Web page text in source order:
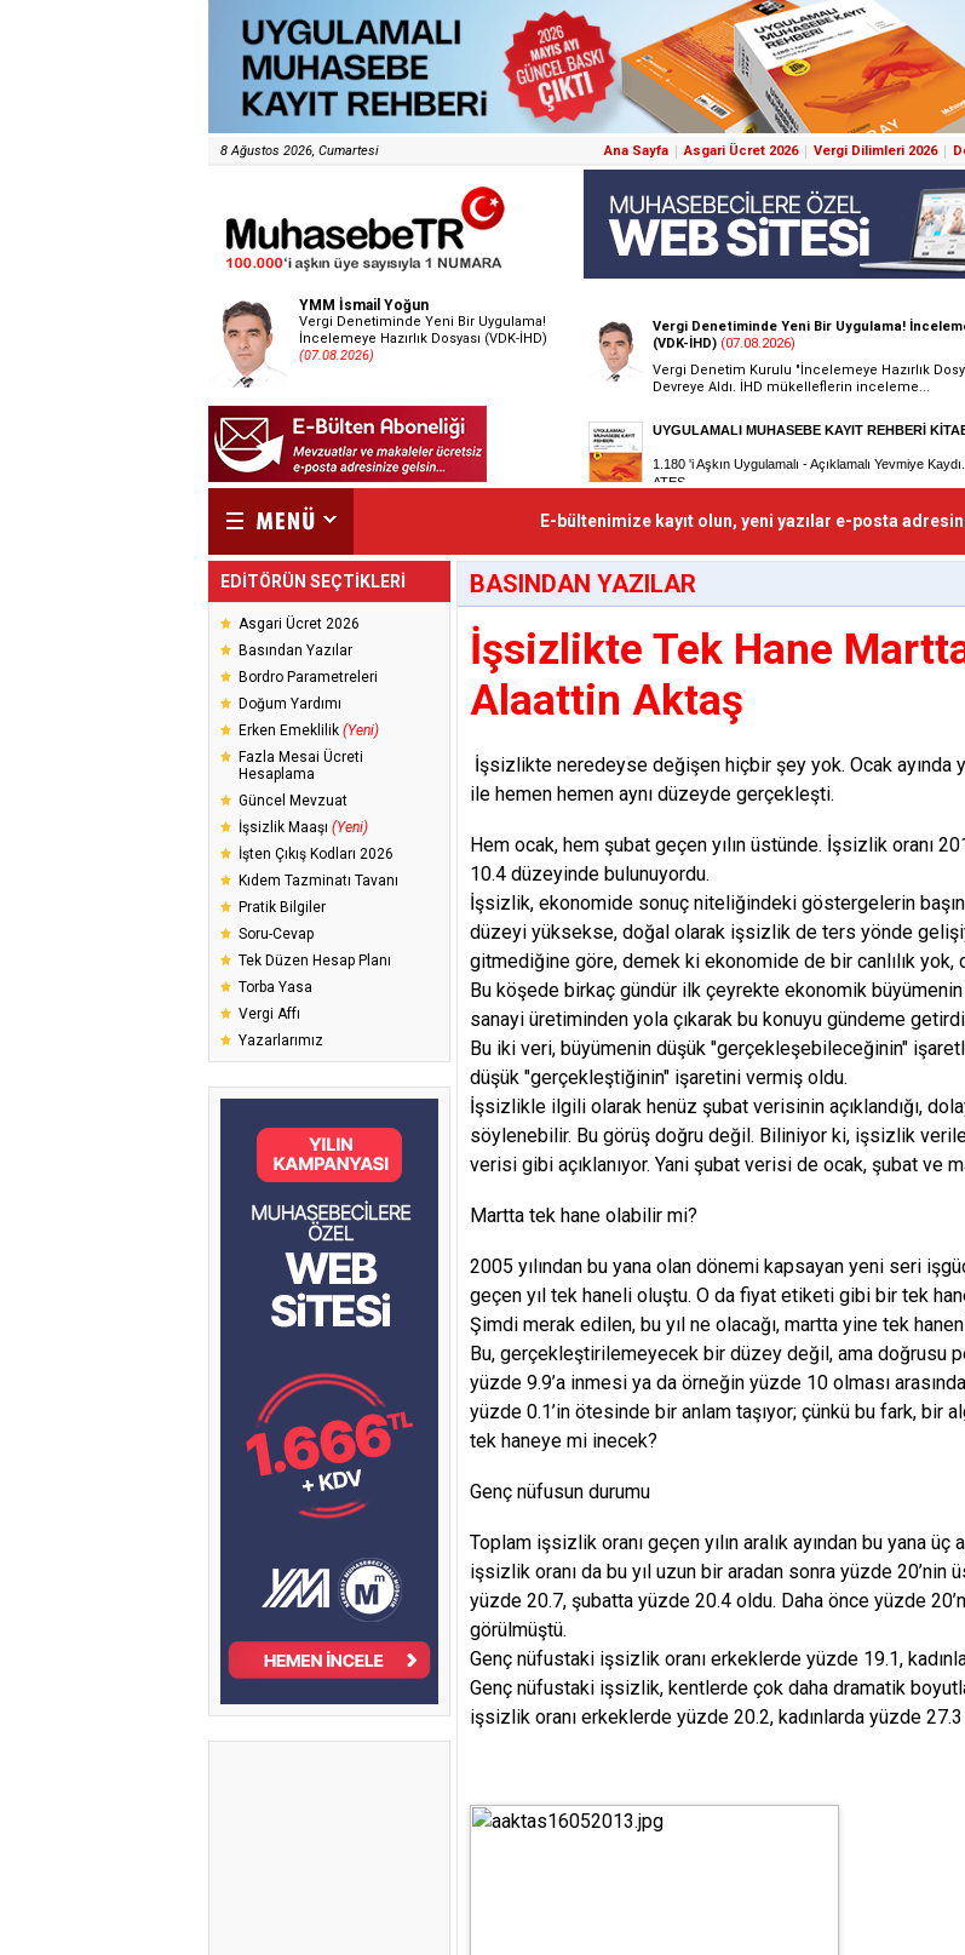
8 Ağustos 2026, Cumartesi Ana Sayfa Asgari Ücret 2026 Vergi Dilimleri 2026
YMM İsmail Yoğun
Vergi Denetiminde Yeni Bir Uygulama!
İncelemeye Hazırlık Dosyası (VDK-İHD)
(07.08.2026)
E-bültenimize kayıt olun, yeni yazılar e-posta
EDİTÖRÜN SEÇTİKLERİ
Asgari Ücret 2026
Basından Yazılar
Bordro Parametreleri
Doğum Yardımı
Erken Emeklilik (Yeni)
Fazla Mesai Ücreti
Hesaplama
Güncel Mevzuat
İşsizlik Maaşı (Yeni)
İşten Çıkış Kodları 2026
Kıdem Tazminatı Tavanı
Pratik Bilgiler
Soru-Cevap
Tek Düzen Hesap Planı
Torba Yasa
Vergi Affı
Yazarlarımız
BASINDAN YAZILAR
İşsizlikte Tek Hane
Alaattin Aktaş
İşsizlikte neredeyse değişen hiçbir şey yok. Ocak ayında
ile hemen hemen aynı düzeyde gerçekleşti.
Hem ocak, hem şubat geçen yılın üstünde. İşsizlik oranı
10.4 düzeyinde bulunuyordu.
İşsizlik, ekonomide sonuç niteliğindeki göstergelerin
düzeyi yüksekse, doğal olarak işsizlik de ters yönde
gitmediğine göre, demek ki ekonomide de bir canlılık yok,
Bu köşede birkaç gündür ilk çeyrekte ekonomik
sanayi üretiminden yola çıkarak bu konuyu gündeme
Bu iki veri, büyümenin düşük "gerçekleşebileceğinin"
düşük "gerçekleştiğinin" işaretini vermiş oldu.
İşsizlikle ilgili olarak henüz şubat verisinin açıklandığı,
söylenebilir. Bu görüş doğru değil. Biliniyor ki, işsizlik
verisi gibi açıklanıyor. Yani şubat verisi de ocak, şubat ve
Martta tek hane olabilir mi?
2005 yılından bu yana olan dönemi kapsayan yeni seri
geçen yıl tek haneli oluştu. O da fiyat etiketi gibi bir tek
Şimdi merak edilen, bu yıl ne olacağı, martta yine tek
Bu, gerçekleştirilemeyecek bir düzey değil, ama doğrusu
yüzde 9.9’a inmesi ya da örneğin yüzde 10 olması
yüzde 0.1’in ötesinde bir anlam taşıyor; çünkü bu fark, bir
tek haneye mi inecek?
Genç nüfusun durumu
Toplam işsizlik oranı geçen yılın aralık ayından bu yana
işsizlik oranı da bu yıl uzun bir aradan sonra yüzde 20’nin
yüzde 20.7, şubatta yüzde 20.4 oldu. Daha önce yüzde
görülmüştü.
Genç nüfustaki işsizlik oranı erkeklerde yüzde 19.1,
Genç nüfustaki işsizlik, kentlerde çok daha dramatik
işsizlik oranı erkeklerde yüzde 20.2, kadınlarda yüzde